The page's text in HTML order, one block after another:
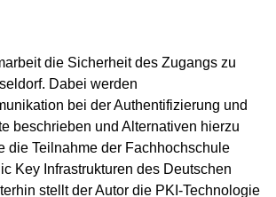
die Sicherheit des Zugangs zu
Dabei werden
bei der Authentifizierung und
beschrieben und Alternativen hierzu
die Teilnahme der Fachhochschule
Key Infrastrukturen des Deutschen
stellt der Autor die PKI-Technologie